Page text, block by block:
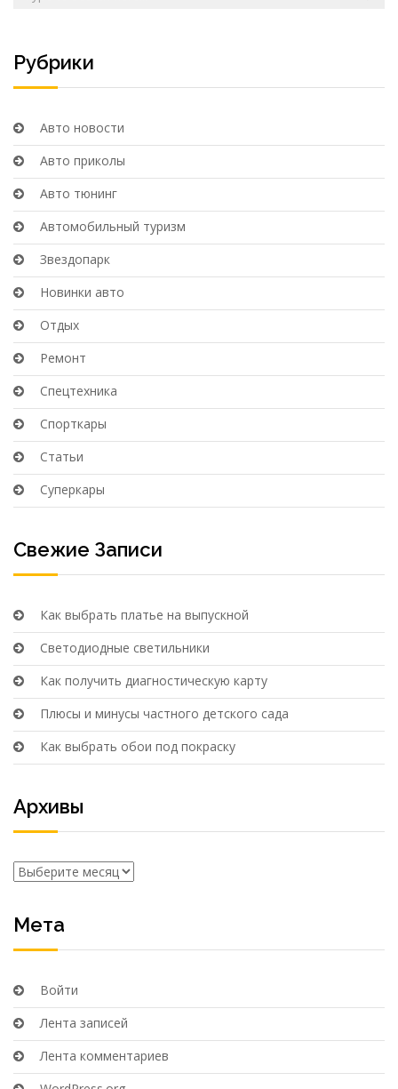
Рубрики
Авто новости
Авто приколы
Авто тюнинг
Автомобильный туризм
Звездопарк
Новинки авто
Отдых
Ремонт
Спецтехника
Спорткары
Статьи
Суперкары
Свежие Записи
Как выбрать платье на выпускной
Светодиодные светильники
Как получить диагностическую карту
Плюсы и минусы частного детского сада
Как выбрать обои под покраску
Архивы
Архивы
Мета
Войти
Лента записей
Лента комментариев